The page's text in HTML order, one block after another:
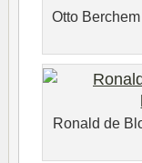
Otto
Ronald de